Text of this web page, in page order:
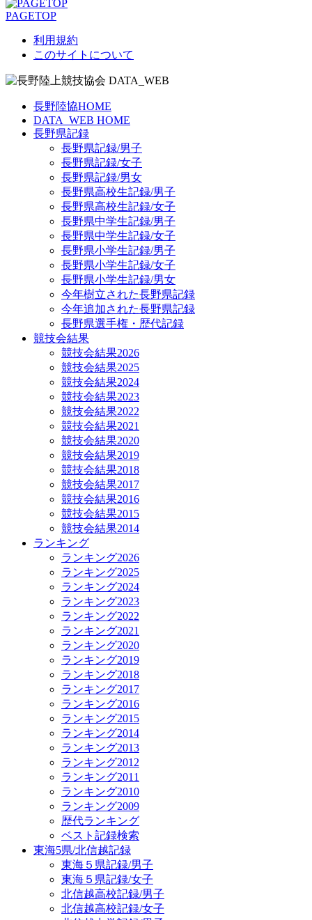
PAGETOP
利用規約
このサイトについて
長野陸協HOME
DATA_WEB HOME
長野県記録
長野県記録/男子
長野県記録/女子
長野県記録/男女
長野県高校生記録/男子
長野県高校生記録/女子
長野県中学生記録/男子
長野県中学生記録/女子
長野県小学生記録/男子
長野県小学生記録/女子
長野県小学生記録/男女
今年樹立された長野県記録
今年追加された長野県記録
長野県選手権・歴代記録
競技会結果
競技会結果2026
競技会結果2025
競技会結果2024
競技会結果2023
競技会結果2022
競技会結果2021
競技会結果2020
競技会結果2019
競技会結果2018
競技会結果2017
競技会結果2016
競技会結果2015
競技会結果2014
ランキング
ランキング2026
ランキング2025
ランキング2024
ランキング2023
ランキング2022
ランキング2021
ランキング2020
ランキング2019
ランキング2018
ランキング2017
ランキング2016
ランキング2015
ランキング2014
ランキング2013
ランキング2012
ランキング2011
ランキング2010
ランキング2009
歴代ランキング
ベスト記録検索
東海5県/北信越記録
東海５県記録/男子
東海５県記録/女子
北信越高校記録/男子
北信越高校記録/女子